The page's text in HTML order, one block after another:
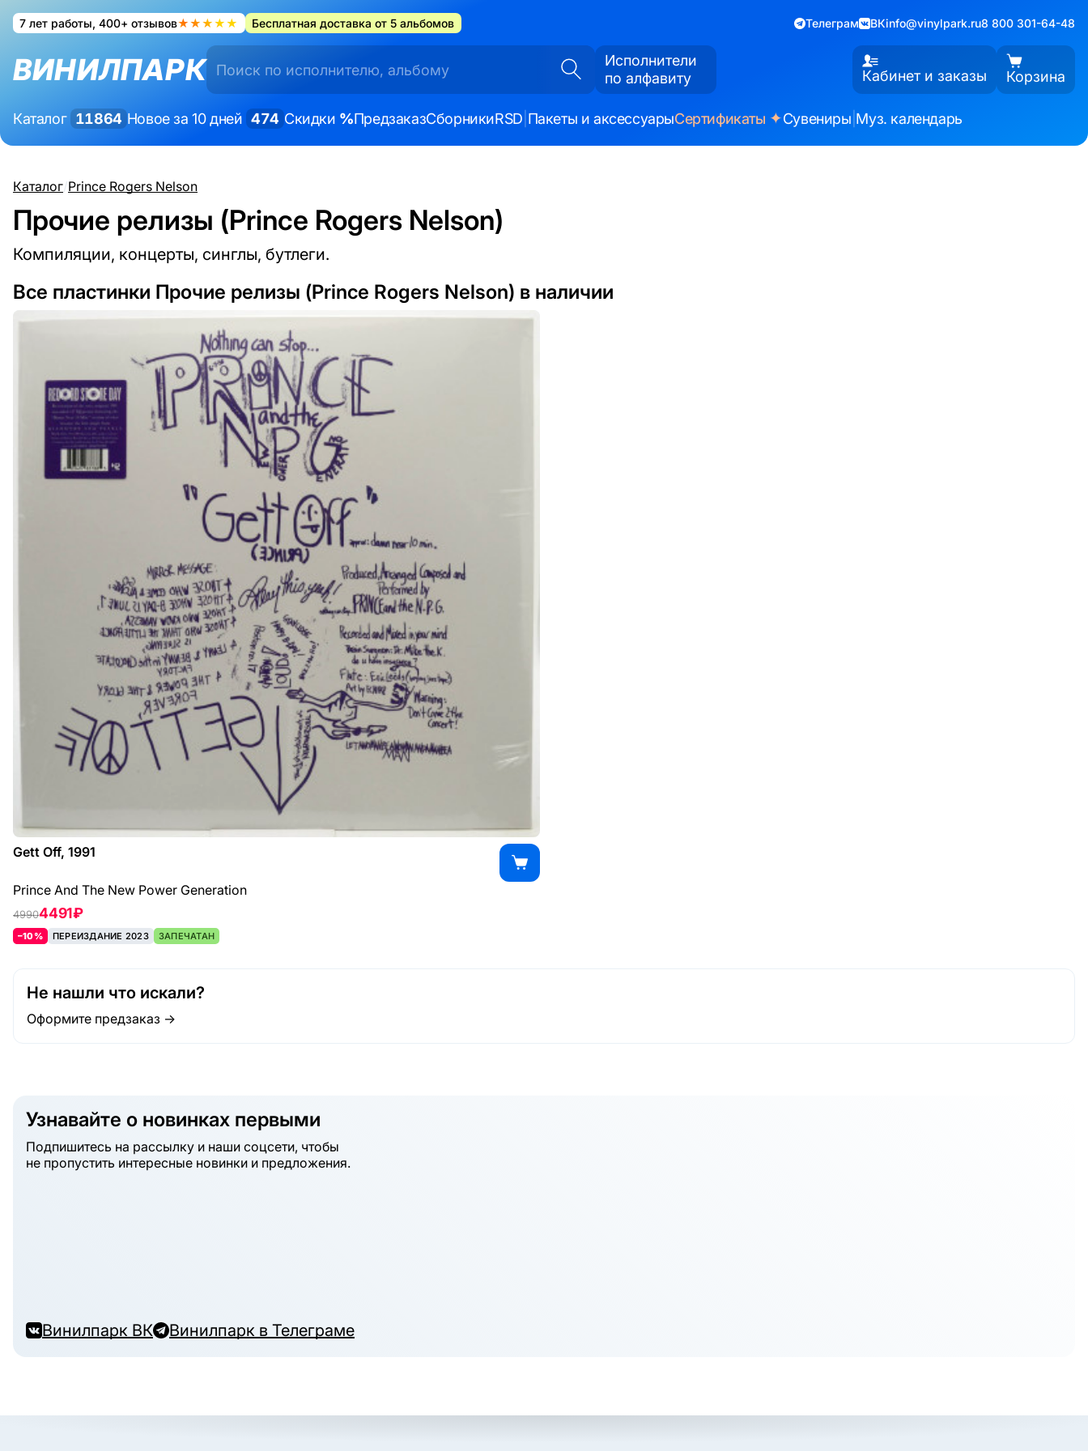
7 лет работы, 400+ отзывов★★★★★ Бесплатная доставка от 5 альбомов Телеграм ВКinfo@vinylpark.ru8 800 301-64-48
ВИНИЛПАРК
Исполнители
по алфавиту
Кабинет и заказы Корзина
Каталог 11864 Новое за 10 дней 474 Скидки %ПредзаказСборникиRSD Пакеты и аксессуарыСертификаты ✦Сувениры Муз. календарь
Каталог/Prince Rogers Nelson
Прочие релизы (Prince Rogers Nelson)
Компиляции, концерты, синглы, бутлеги.
Все пластинки Прочие релизы (Prince Rogers Nelson) в наличии
Gett Off, 1991
Prince And The New Power Generation
49904491 ₽
–10% ПЕРЕИЗДАНИЕ 2023 ЗАПЕЧАТАН
Не нашли что искали?
Оформите предзаказ →
Узнавайте о новинках первыми
Подпишитесь на рассылку и наши соцсети, чтобы
не пропустить интересные новинки и предложения.
Винилпарк ВК Винилпарк в Телеграме